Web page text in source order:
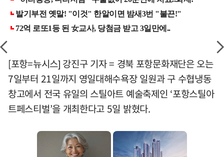
[포항=뉴시스] 강진구 기자 = 경북 포항문화재단은 오는
7일부터 21일까지 영일대해수욕장 일원과 구 수협냉동
창고에서 전국 유일의 스틸아트 예술축제인 ‘포항스틸아
트페스티벌’을 개최한다고 5일 밝혔다.